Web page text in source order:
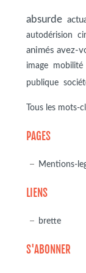
absurde
autodérision
animés avez-
image mobilité
publique
Tous les mots-
PAGES
Mentions-
LIENS
brette
S'ABONNER